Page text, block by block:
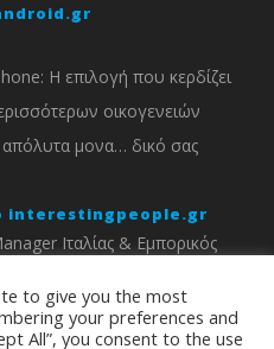
Η επιλογή που κερδίζει
οικογενειών
μονα… δικό σας
interestingpeople.gr
Ιταλίας & Εμπορικός
to give you the most
your preferences and
All”, you consent to the use